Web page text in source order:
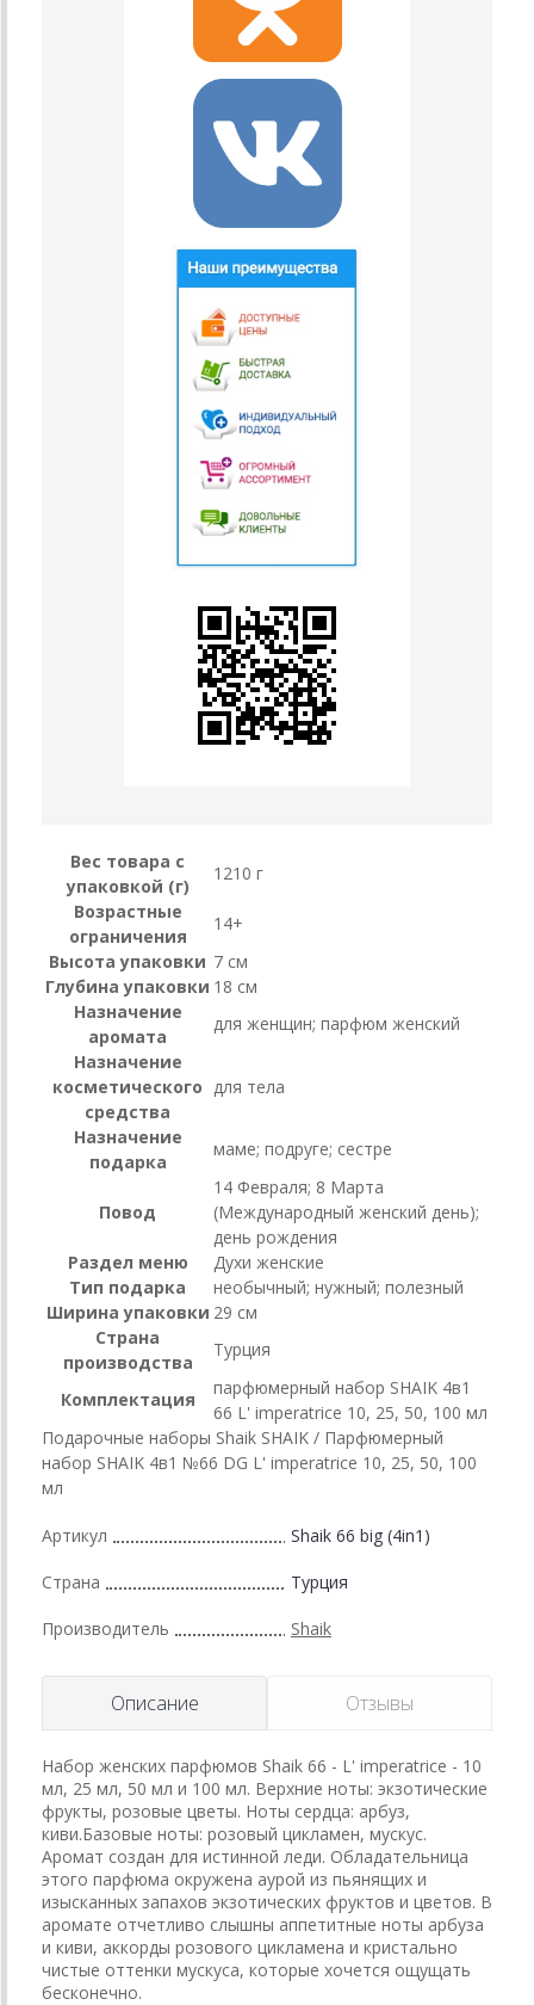
Вес товара с
упаковкой (г)
1210 г
Возрастные
ограничения
14+
Высота упаковки 7 см
Глубина упаковки 18 см
Назначение
аромата
для женщин; парфюм женский
Назначение
косметического
средства
для тела
Назначение
подарка
маме; подруге; сестре
Повод
14 Февраля; 8 Марта
(Международный женский день);
день рождения
Раздел меню
Духи женские
Тип подарка
необычный; нужный; полезный
Ширина упаковки 29 см
Страна
производства
Турция
Комплектация
парфюмерный набор SHAIK 4в1
66 L' imperatrice 10, 25, 50, 100 мл
Подарочные наборы Shaik SHAIK / Парфюмерный
набор SHAIK 4в1 №66 DG L' imperatrice 10, 25, 50, 100
мл
Артикул Shaik 66 big (4in1)
Страна Турция
Производитель Shaik
Описание Отзывы
Набор женских парфюмов Shaik 66 - L' imperatrice - 10
мл, 25 мл, 50 мл и 100 мл. Верхние ноты: экзотические
фрукты, розовые цветы. Ноты сердца: арбуз,
киви.Базовые ноты: розовый цикламен, мускус.
Аромат создан для истинной леди. Обладательница
этого парфюма окружена аурой из пьянящих и
изысканных запахов экзотических фруктов и цветов. В
аромате отчетливо слышны аппетитные ноты арбуза
и киви, аккорды розового цикламена и кристально
чистые оттенки мускуса, которые хочется ощущать
бесконечно.